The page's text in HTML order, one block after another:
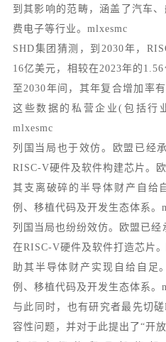
到其影响的范畴，涵盖了汽车
费电子等行业。mlxesmc
SHD集团猜测，到2030年，
16亿美元，相较在2023年的
至2030年间，其年复合增加率
这些数据的私营企业(包括行
mlxesmc
列国当局也于效仿。欧盟已经
RISC-V硬件及软件构建芯片。
其支离破碎的半导体财产自给
例、移植代码及开发生态体系。
列国当局也纷纷效仿。欧盟已
在RISC-V硬件及软件打造芯片
助其半导体财产实现自给自足
例、移植代码及开发生态体系。
与此同时，也有研究者最先切
容性问题，并对于此提出了“开